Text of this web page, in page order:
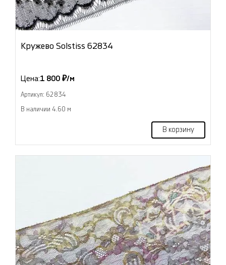
Кружево Solstiss 62834
Цена:1 800 ₽/м
Артикул: 62834
В наличии 4.60 м
В корзину